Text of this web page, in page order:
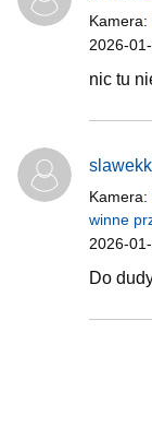
Kamera:
2026-
nic tu
Kamera:
winne
2026-
Do